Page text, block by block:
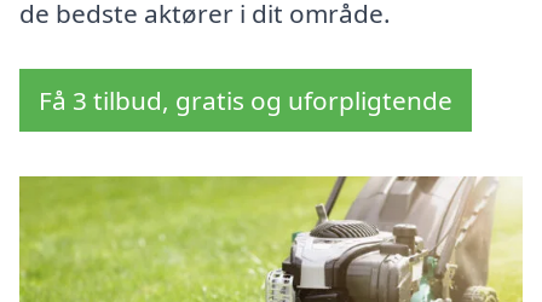
de bedste aktører i dit område.
Få 3 tilbud, gratis og uforpligtende